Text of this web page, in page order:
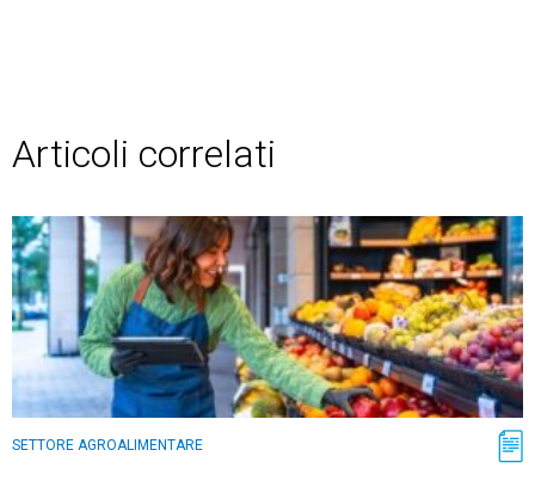
Articoli correlati
SETTORE AGROALIMENTARE